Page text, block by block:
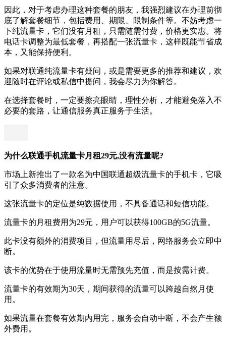
因此，对于考虑办理这种套餐的朋友，我强烈建议在办理前彻
底了解套餐细节，包括费用、期限、限制条件等。不妨考虑一
下纯流量卡，它们没有月租，只需随需付费，价格更实惠。将
电话卡调整为最低套餐，再搭配一张流量卡，这样既能节省成
本，又能保持便利。
如果对联通纯流量卡有疑问，或是需要更多的推荐和建议，欢
迎随时在评论或私信中提问，我会尽力为你解答。
在选择套餐时，一定要擦亮眼睛，理性分析，才能避免落入不
必要的套路，让通信服务真正服务于生活。
为什么联通手机流量卡月租29元,没有流量呢?
市场上新推出了一款名为中国联通超级流量卡的手机卡，它吸
引了众多消费者的注意。
这张流量卡的定位是纯数据使用，不具备通话和短信功能。
流量卡的月租费用为29元，用户可以获得100GB的5G流量。
此卡没有额外的消费项目，但流量用尽后，网络服务会立即中
断。
该卡的优势在于使用流量时无需预先充值，而是按需计费。
流量卡的有效期为30天，期间获得的流量可以跨越自然月使
用。
如果流量在套餐有效期内用完，服务会自动中断，不会产生额
外费用。